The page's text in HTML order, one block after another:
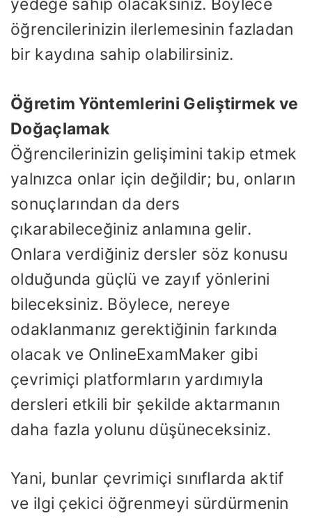
yedeğe sahip olacaksınız. Böylece
öğrencilerinizin ilerlemesinin fazladan
bir kaydına sahip olabilirsiniz.
Öğretim Yöntemlerini Geliştirmek ve
Doğaçlamak
Öğrencilerinizin gelişimini takip etmek
yalnızca onlar için değildir; bu, onların
sonuçlarından da ders
çıkarabileceğiniz anlamına gelir.
Onlara verdiğiniz dersler söz konusu
olduğunda güçlü ve zayıf yönlerini
bileceksiniz. Böylece, nereye
odaklanmanız gerektiğinin farkında
olacak ve OnlineExamMaker gibi
çevrimiçi platformların yardımıyla
dersleri etkili bir şekilde aktarmanın
daha fazla yolunu düşüneceksiniz.
Yani, bunlar çevrimiçi sınıflarda aktif
ve ilgi çekici öğrenmeyi sürdürmenin